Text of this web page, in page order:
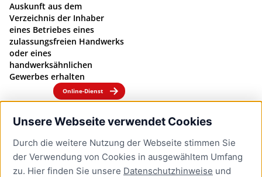
Unsere Webseite verwendet Cookies
Durch die weitere Nutzung der Webseite stimmen Sie
der Verwendung von Cookies in ausgewähltem Umfang
zu. Hier finden Sie unsere Datenschutzhinweise und
Auskunft aus dem
Verzeichnis der Inhaber
eines Betriebes eines
zulassungsfreien Handwerks
oder eines
handwerksähnlichen
Gewerbes erhalten
Online-Dienst
Auskunft über gespeicherte
nach Datenschutz-
Grundverordnung (DSGVO)
bei Behörden anfordern